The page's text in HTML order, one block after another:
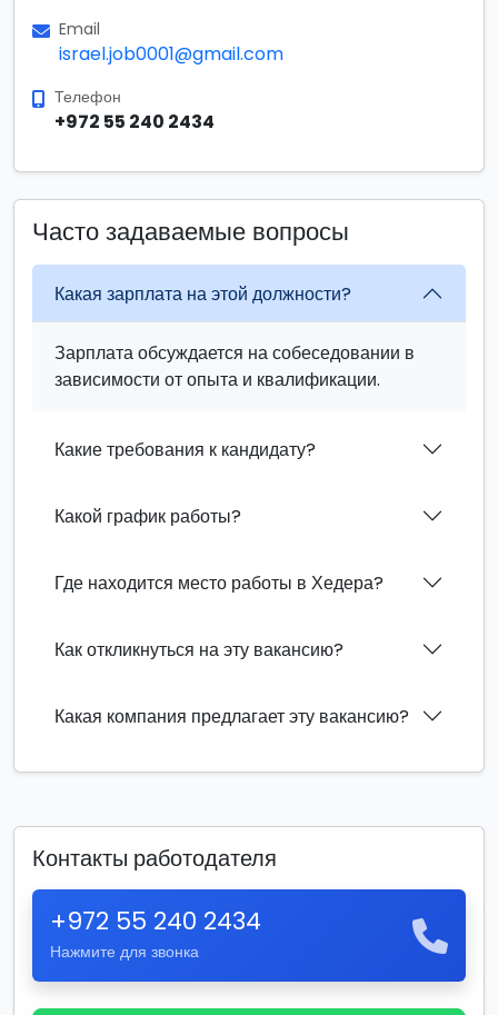
Email
israel.job0001@gmail.com
Телефон
+972 55 240 2434
Часто задаваемые вопросы
Какая зарплата на этой должности?
Зарплата обсуждается на собеседовании в
зависимости от опыта и квалификации.
Какие требования к кандидату?
Какой график работы?
Где находится место работы в Хедера?
Как откликнуться на эту вакансию?
Какая компания предлагает эту вакансию?
Контакты работодателя
+972 55 240 2434
Нажмите для звонка